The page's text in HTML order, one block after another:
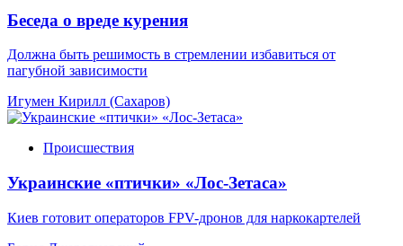
Беседа о вреде курения
Должна быть решимость в стремлении избавиться от
пагубной зависимости
Игумен Кирилл (Сахаров)
Происшествия
Украинские «птички» «Лос-Зетаса»
Киев готовит операторов FPV-дронов для наркокартелей